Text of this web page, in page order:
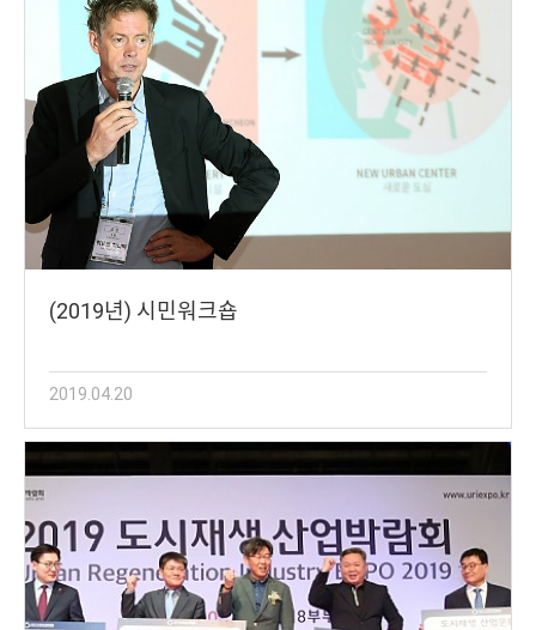
(2019년) 시민워크숍
2019.04.20